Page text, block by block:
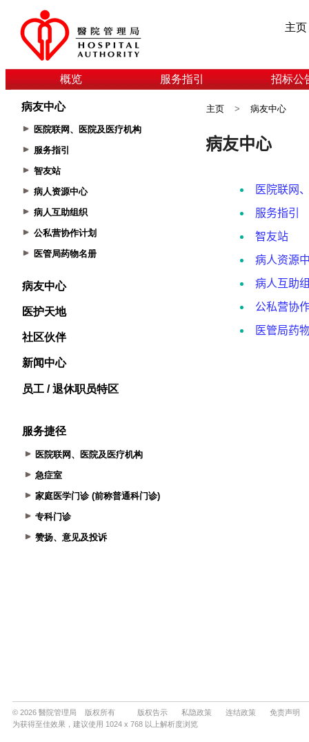
主页
概览 服务指引 招标公
病友中心
医院联网、医院及医疗机构
服务指引
智友站
病人资源中心
病人互助组织
公私营协作计划
医管局药物名册
病友中心
医护天地
社区伙伴
新闻中心
员工 / 退休职员特区
服务捷径
医院联网、医院及医疗机构
急症室
家庭医学门诊 (前称普通科门诊)
专科门诊
赞扬、意见及投诉
主页 > 病友中心
© 2026 醫院管理局 版权所有 版权告示 私隐政策 连结政策
免责声明
为获得至佳效果，建议使用 1024 x 768 以上解析度浏览